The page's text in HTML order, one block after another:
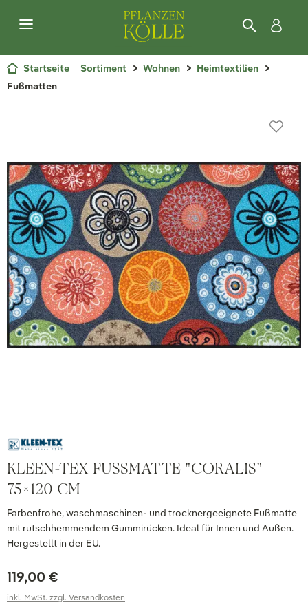
Startseite Sortiment Wohnen
Heimtextilien
Fußmatten
KLEEN-TEX FUSSMATTE "CORALIS" 7
5X120 CM
Farbenfrohe, waschmaschinen- und trocknergeeignete Fußmatte
mit rutschhemmendem Gummirücken. Ideal für Innen und Außen.
Hergestellt in der EU.
119,00 €
inkl. MwSt. zzgl. Versandkosten